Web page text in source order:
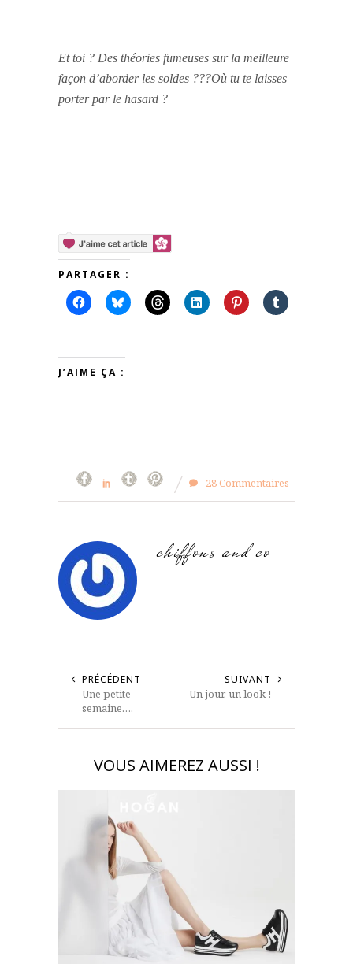
Et toi ? Des théories fumeuses sur la meilleure
façon d’aborder les soldes ???Où tu te laisses
porter par le hasard ?
PARTAGER :
J’AIME ÇA :
28 Commentaires
chiffons and co
PRÉCÉDENT
Une petite
semaine….
SUIVANT
Un jour, un look !
VOUS AIMEREZ AUSSI !